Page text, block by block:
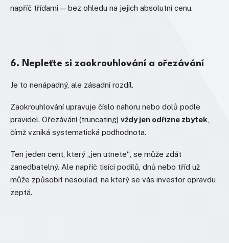
napříč třídami — bez ohledu na jejich absolutní cenu.
6. Nepleťte si zaokrouhlování a ořezávání
Je to nenápadný, ale zásadní rozdíl.
Zaokrouhlování upravuje číslo nahoru nebo dolů podle
pravidel. Ořezávání (truncating) vždy jen odřízne zbytek
čímž vzniká systematická podhodnota.
Ten jeden cent, který „jen utnete“, se může zdát
zanedbatelný. Ale napříč tisíci podílů, dnů nebo tříd už
může způsobit nesoulad, na který se vás investor opravdu
zeptá.